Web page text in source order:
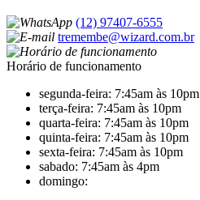
(12) 97407-6555
tremembe@wizard.com.br
Horário de funcionamento
segunda-feira: 7:45am às 10pm
terça-feira: 7:45am às 10pm
quarta-feira: 7:45am às 10pm
quinta-feira: 7:45am às 10pm
sexta-feira: 7:45am às 10pm
sabado: 7:45am às 4pm
domingo: